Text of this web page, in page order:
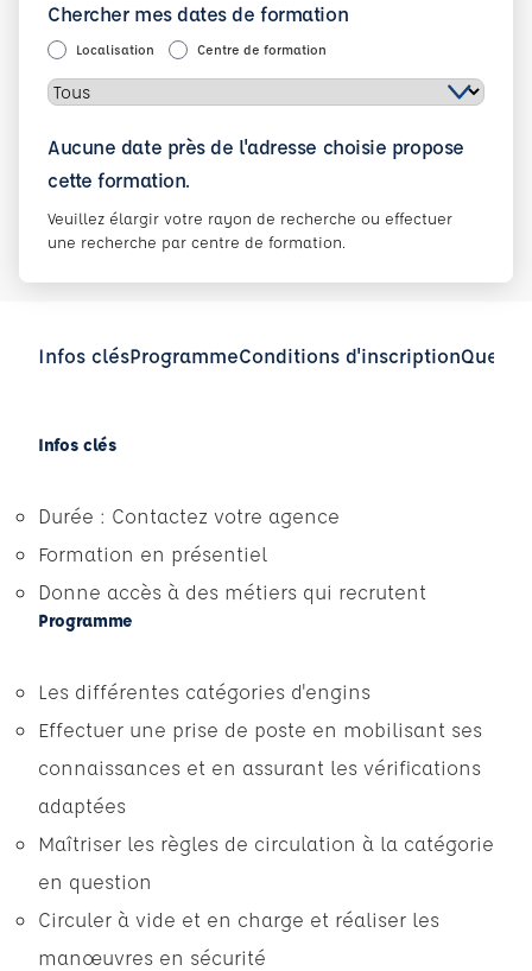
Chercher mes dates de formation
Localisation Centre de formation
Aucune date près de l'adresse choisie propose
cette formation.
Veuillez élargir votre rayon de recherche ou effectuer
une recherche par centre de formation.
Infos clésProgrammeConditions d'inscription
Infos clés
Durée : Contactez votre agence
Formation en présentiel
Donne accès à des métiers qui recrutent
Programme
Les différentes catégories d'engins
Effectuer une prise de poste en mobilisant ses
connaissances et en assurant les vérifications
adaptées
Maîtriser les règles de circulation à la catégorie
en question
Circuler à vide et en charge et réaliser les
manœuvres en sécurité